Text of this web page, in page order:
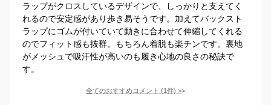
ラップがクロスしているデザインで、しっかりと支えてく
れるので安定感があり歩き易そうです。加えてバックスト
ラップにゴムが付いていて動きに合わせて伸縮してくれる
のでフィット感も抜群。もちろん着脱も楽チンです。裏地
がメッシュで吸汗性が高いのも履き心地の良さの秘訣で
す。
全てのおすすめコメント (1件) >